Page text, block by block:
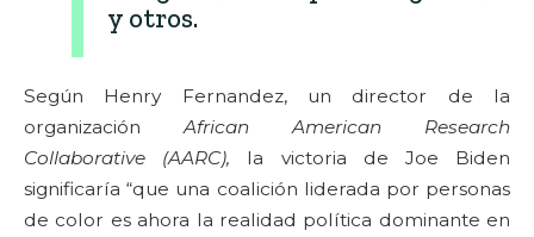
y otros.
Según Henry Fernandez, un director de la
organización African American Research
Collaborative (AARC), la victoria de Joe Biden
significaría “que una coalición liderada por personas
de color es ahora la realidad política dominante en